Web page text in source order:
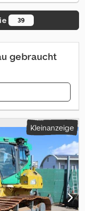
39
gebraucht
Kleinanzeige